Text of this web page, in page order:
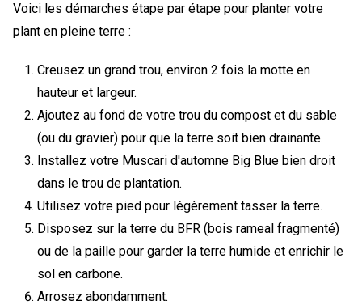
Voici les démarches étape par étape pour planter votre
plant en pleine terre :
Creusez un grand trou, environ 2 fois la motte en
hauteur et largeur.
Ajoutez au fond de votre trou du compost et du sable
(ou du gravier) pour que la terre soit bien drainante.
Installez votre Muscari d'automne Big Blue bien droit
dans le trou de plantation.
Utilisez votre pied pour légèrement tasser la terre.
Disposez sur la terre du BFR (bois rameal fragmenté)
ou de la paille pour garder la terre humide et enrichir le
sol en carbone.
Arrosez abondamment.